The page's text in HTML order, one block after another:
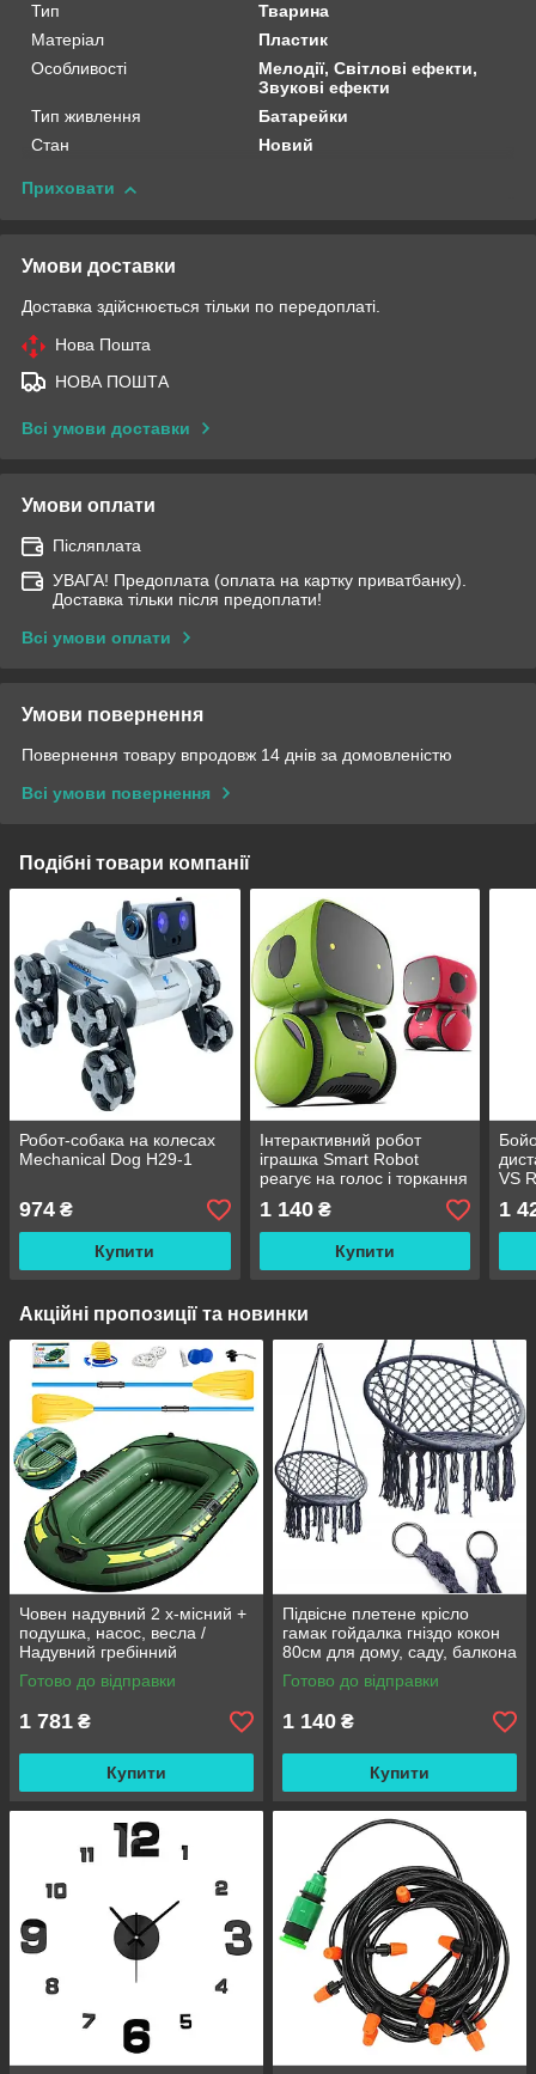
Тип
Тварина
Матеріал
Пластик
Особливості
Мелодії, Світлові ефекти,
Звукові ефекти
Тип живлення
Батарейки
Стан
Новий
Приховати
Умови доставки
Доставка здійснюється тільки по передоплаті.
Нова Пошта
НОВА ПОШТА
Всі умови доставки
Умови оплати
Післяплата
УВАГА! Предоплата (оплата на картку приватбанку).
Доставка тільки після предоплати!
Всі умови оплати
Умови повернення
Повернення товару впродовж 14 днів за домовленістю
Всі умови повернення
Подібні товари компанії
Робот-собака на колесах
Mechanical Dog H29-1
974 ₴
Купити
Інтерактивний робот
іграшка Smart Robot
реагує на голос і торкання
1 140₴
Купити
VS
1
Акційні пропозиції та новинки
Човен надувний 2 х-місний +
подушка, насос, весла /
Надувний гребінний
двомісний гумовий човен
180/98см
Готово до відправки
1 781 ₴
Купити
Підвісне плетене крісло
гамак гойдалка гніздо кокон
80см для дому, саду, балкона
та тераси
Готово до відправки
1 140 ₴
Купити